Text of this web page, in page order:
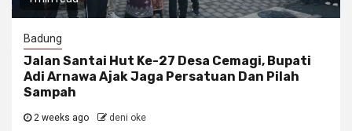
Badung
Jalan Santai Hut Ke-27 Desa Cemagi, Bupati
Adi Arnawa Ajak Jaga Persatuan Dan Pilah
Sampah
2 weeks ago deni oke